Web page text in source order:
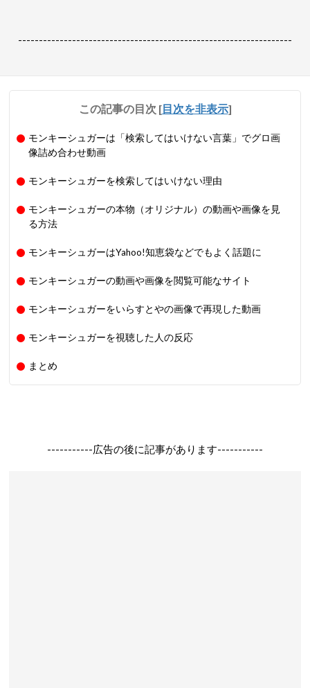
------------------------------------------------------------------
この記事の目次 [目次を非表示]
モンキーシュガーは「検索してはいけない言葉」でグロ画
像詰め合わせ動画
モンキーシュガーを検索してはいけない理由
モンキーシュガーの本物（オリジナル）の動画や画像を見
る方法
モンキーシュガーはYahoo!知恵袋などでもよく話題に
モンキーシュガーの動画や画像を閲覧可能なサイト
モンキーシュガーをいらすとやの画像で再現した動画
モンキーシュガーを視聴した人の反応
まとめ
-----------広告の後に記事があります-----------